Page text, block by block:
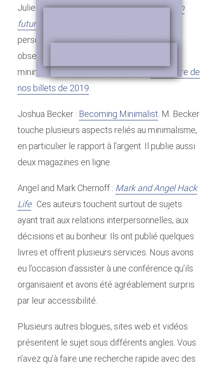
Julie Charland et Michel Gérin (bien sûr!) :
Un
futur simple
personnelles et des conseils à partir de nos
observations et de notre vie inspirés par le
minimalisme. Nous avons publié unrépertoire de
nos billets de 2019.
Joshua Becker : Becoming Minimalist. M. Becker
touche plusieurs aspects reliés au minimalisme,
en particulier le rapport à l’argent. Il publie aussi
deux magazines en ligne.
Angel and Mark Chernoff : Mark and Angel Hack
Life. Ces auteurs touchent surtout de sujets
ayant trait aux relations interpersonnelles, aux
décisions et au bonheur. Ils ont publié quelques
livres et offrent plusieurs services. Nous avons
eu l’occasion d’assister à une conférence qu’ils
organisaient et avons été agréablement surpris
par leur accessibilité.
Plusieurs autres blogues, sites web et vidéos
présentent le sujet sous différents angles. Vous
n’avez qu’à faire une recherche rapide avec des